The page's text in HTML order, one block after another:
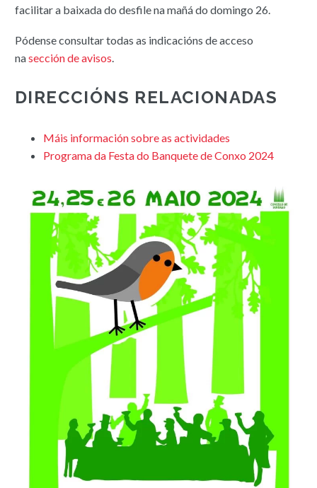
facilitar a baixada do desfile na mañá do domingo 26.
Pódense consultar todas as indicacións de acceso
nasección de avisos
DIRECCIÓNS RELACIONADAS
Máis información sobre as actividades
Programa da Festa do Banquete de Conxo 2024